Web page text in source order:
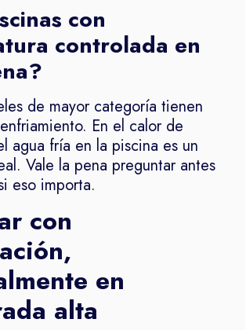
con
controlada en
de mayor categoría tienen
En el calor de
agua fría en la piscina es un
Vale la pena preguntar antes
eso importa.
con
en
alta